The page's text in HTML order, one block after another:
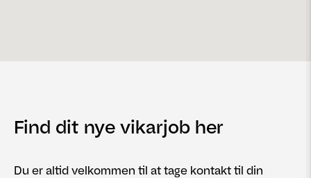
Find dit nye vikarjob her
Du er altid velkommen til at tage kontakt til din